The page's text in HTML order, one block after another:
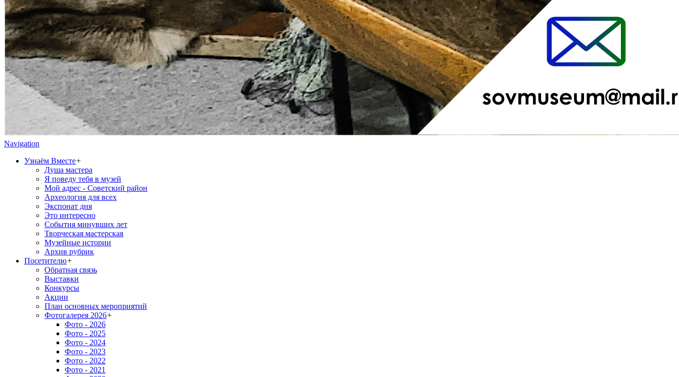
Navigation
Узнаём Вместе+
Душа мастера
Я поведу тебя в музей
Мой адрес - Советский район
Археология для всех
Экспонат дня
Это интересно
События минувших лет
Творческая мастерская
Музейные истории
Архив рубрик
Посетителю+
Обратная связь
Выставки
Конкурсы
Акции
План основных мероприятий
Фотогалерея 2026+
Фото - 2026
Фото - 2025
Фото - 2024
Фото - 2023
Фото - 2022
Фото - 2021